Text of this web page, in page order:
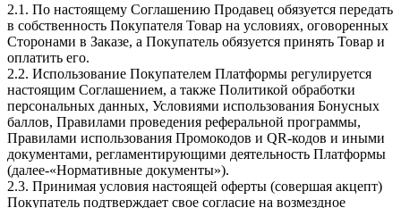
2.1. По настоящему Соглашению Продавец обязуется передать
в собственность Покупателя Товар на условиях, оговоренных
Сторонами в Заказе, а Покупатель обязуется принять Товар и
оплатить его.
2.2. Использование Покупателем Платформы регулируется
настоящим Соглашением, а также Политикой обработки
персональных данных, Условиями использования Бонусных
баллов, Правилами проведения реферальной программы,
Правилами использования Промокодов и QR-кодов и иными
документами, регламентирующими деятельность Платформы
(далее-«Нормативные документы»).
2.3. Принимая условия настоящей оферты (совершая акцепт)
Покупатель подтверждает свое согласие на возмездное